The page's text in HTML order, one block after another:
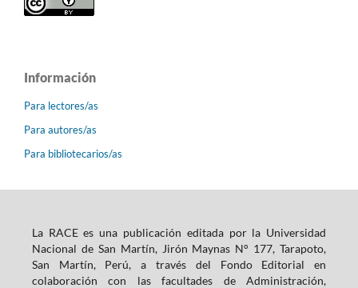
Información
Para lectores/as
Para autores/as
Para bibliotecarios/as
La RACE es una publicación editada por la Universidad
Nacional de San Martín, Jirón Maynas N° 177, Tarapoto,
San Martín, Perú, a través del Fondo Editorial en
colaboración con las facultades de Administración,